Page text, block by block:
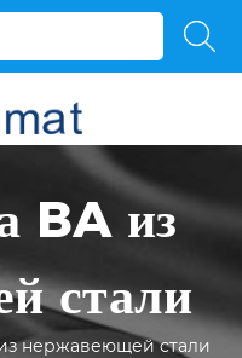
BA из
стали
нержавеющей стали